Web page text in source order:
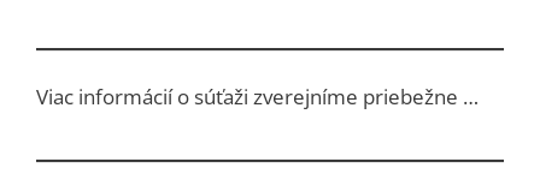
Viac informácií o súťaži zverejníme priebežne …